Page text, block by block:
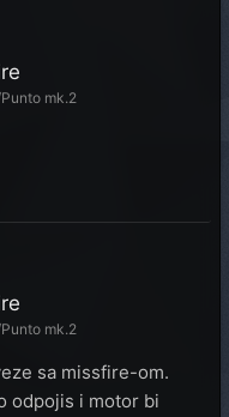
mk.2
mk.2
sa missfire-om.
odpojis i motor bi